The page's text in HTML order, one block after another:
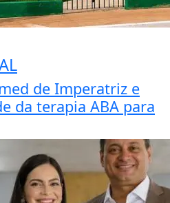
de Imperatriz e
da terapia ABA para